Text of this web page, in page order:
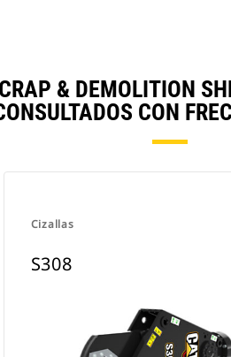
& DEMOLITION
CON
Cizallas
S308